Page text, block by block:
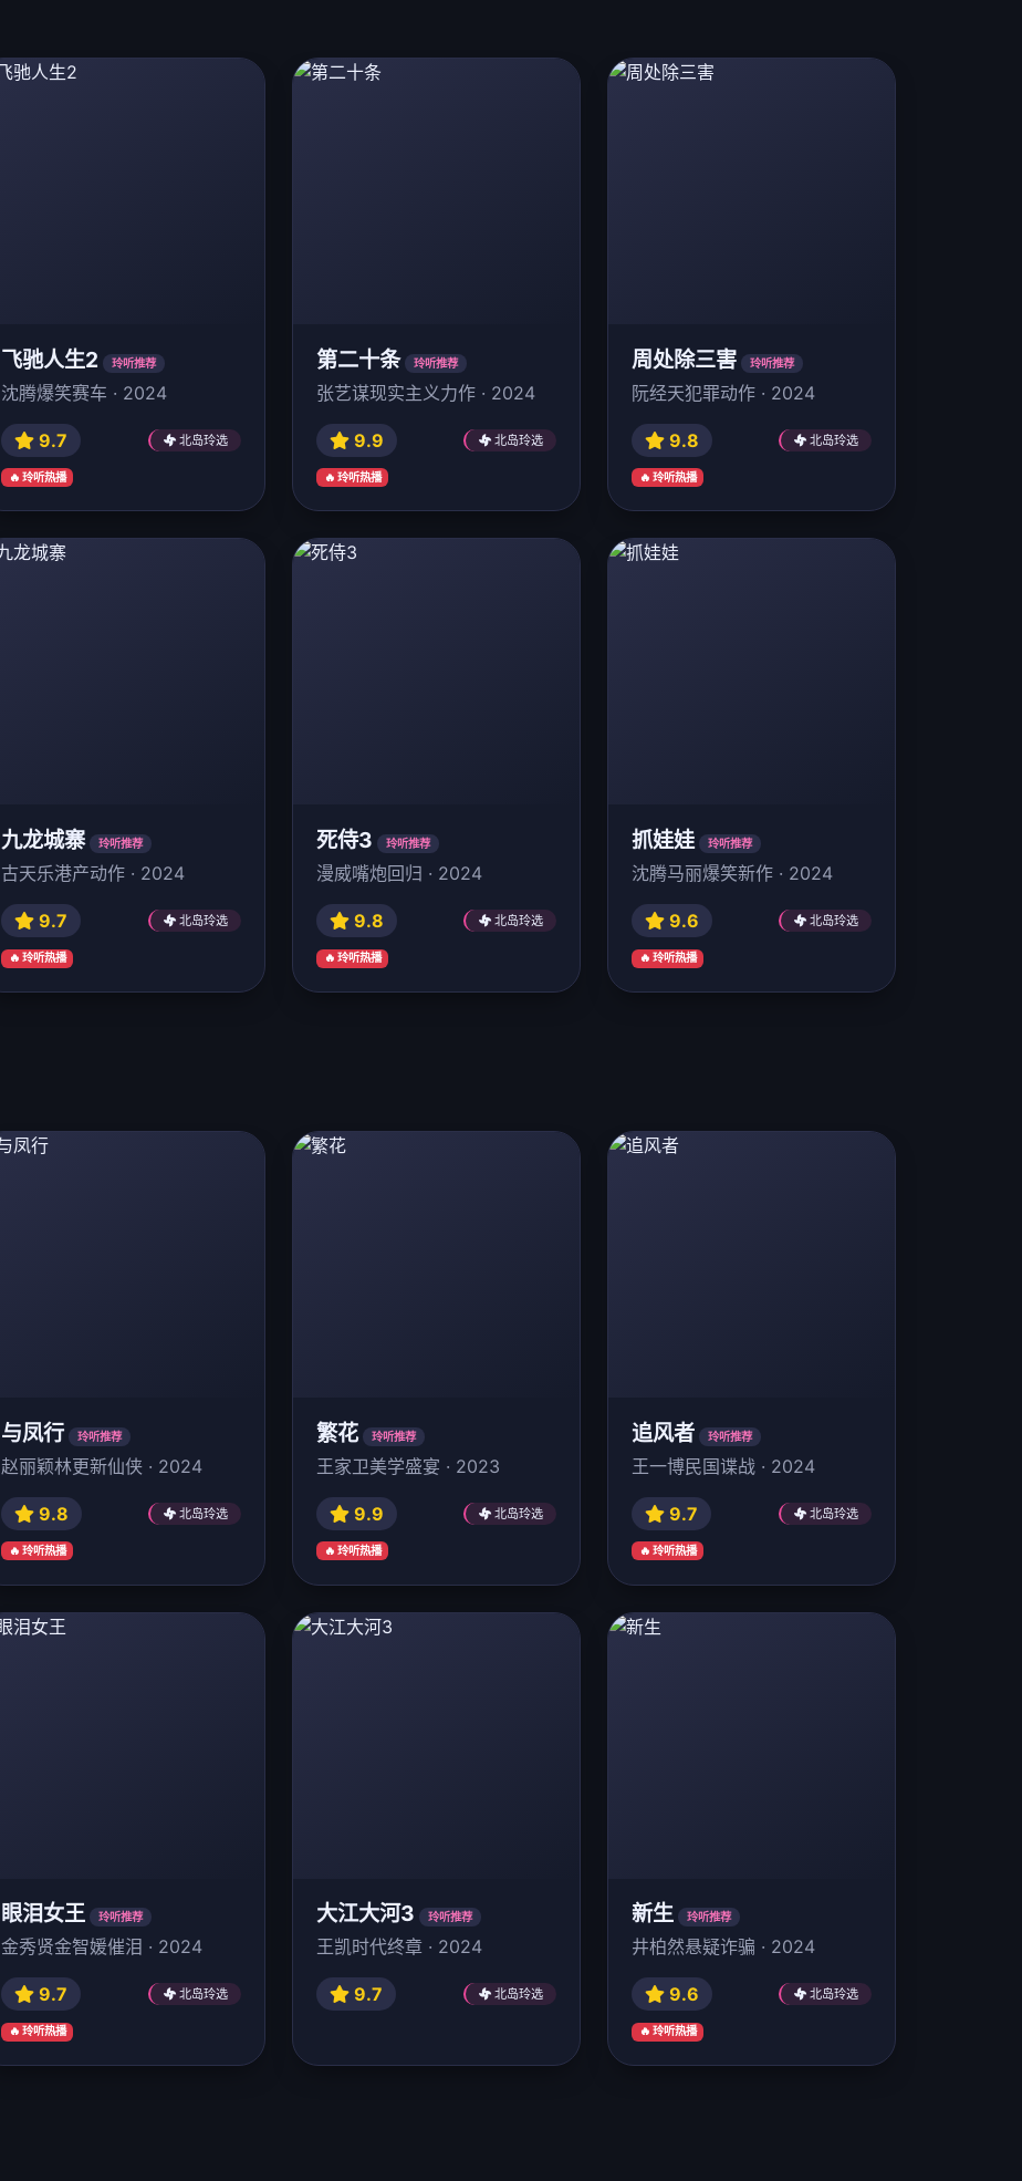
飞驰人生2 玲听推荐
沈腾爆笑赛车 · 2024
9.7 北岛玲选
🔥 玲听热播
第二十条 玲听推荐
张艺谋现实主义力作 · 2024
9.9 北岛玲选
🔥 玲听热播
周处除三害 玲听推荐
阮经天犯罪动作 · 2024
9.8 北岛玲选
🔥 玲听热播
九龙城寨 玲听推荐
古天乐港产动作 · 2024
9.7 北岛玲选
🔥 玲听热播
死侍3 玲听推荐
漫威嘴炮回归 · 2024
9.8 北岛玲选
🔥 玲听热播
抓娃娃 玲听推荐
沈腾马丽爆笑新作 · 2024
9.6 北岛玲选
🔥 玲听热播
与凤行 玲听推荐
赵丽颖林更新仙侠 · 2024
9.8 北岛玲选
🔥 玲听热播
繁花 玲听推荐
王家卫美学盛宴 · 2023
9.9 北岛玲选
🔥 玲听热播
追风者 玲听推荐
王一博民国谍战 · 2024
9.7 北岛玲选
🔥 玲听热播
眼泪女王 玲听推荐
金秀贤金智媛催泪 · 2024
9.7 北岛玲选
🔥 玲听热播
大江大河3 玲听推荐
王凯时代终章 · 2024
9.7 北岛玲选
新生 玲听推荐
井柏然悬疑诈骗 · 2024
9.6 北岛玲选
🔥 玲听热播